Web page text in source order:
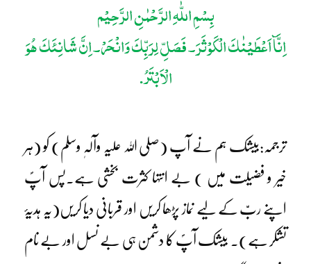
بِسْمِ اللّٰہِ الرَّحْمٰنِ الرَّحِیْم
اِنَّآ اَعْطَیْنٰکَ الْکَوْثَرَ۔ فَصَلِّ لِرَبِّکَ وَانْحَرْ۔ اِنَّ شَانِئَکَ ھُوَ
الْاَبْتَرُ.
ترجمہ:بیشک ہم نے آپ (صلی اللہ علیہ وآلہٖ وسلم) کو (ہر
خیر و فضیلت میں ) بے انتہا کثرت بخشی ہے۔پس آپؐ
اپنے ربّ کے لیے نماز پڑھا کریں اور قربانی دیا کریں(یہ ہدیۂ
تشکر ہے)۔ بیشک آپؐ کا دشمن ہی بے نسل اور بے نام